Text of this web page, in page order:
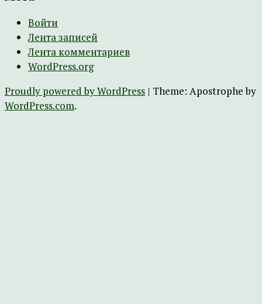
Войти
Лента записей
Лента комментариев
WordPress.org
Proudly powered by WordPress | Theme: Apostrophe by
WordPress.com.